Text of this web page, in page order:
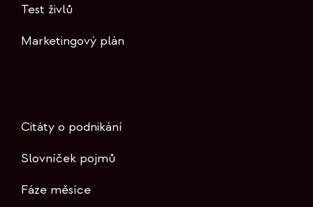
Test živlů
Marketingový plán
Citáty o podnikání
Slovníček pojmů
Fáze měsíce